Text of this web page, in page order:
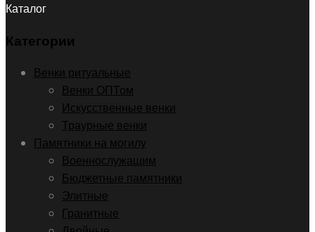
Каталог
Категории
Венки ритуальные
Венки ОПТом
Искусственные венки
Траурные венки
Памятники на могилу
Военнослужащим
Бюджетные памятники
Элитные
Гранитные